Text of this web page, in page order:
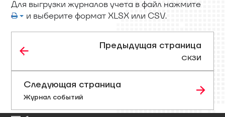
Для выгрузки журналов учета в файл нажмите
и выберите формат XLSX или CSV.
Предыдущая страница
СКЗИ
Следующая страница
Журнал событий